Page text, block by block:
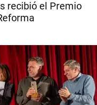
recibió el Premio